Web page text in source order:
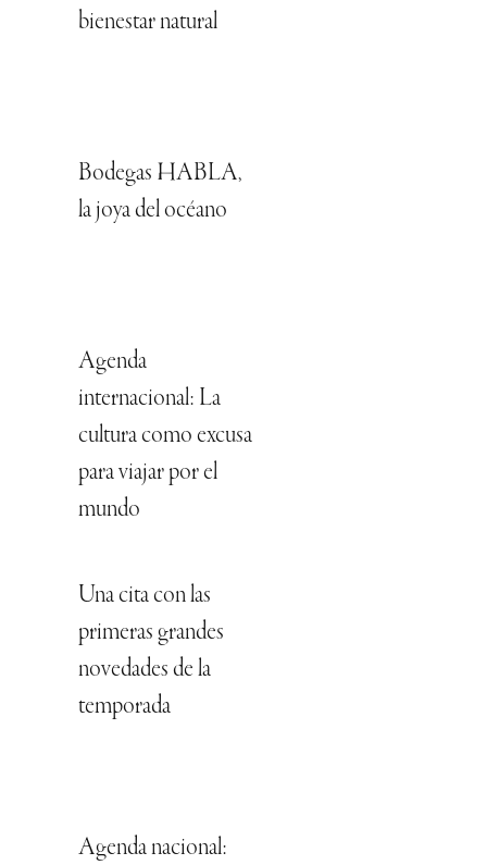
bienestar natural
Bodegas HABLA,
la joya del océano
Agenda
internacional: La
cultura como excusa
para viajar por el
mundo
Una cita con las
primeras grandes
novedades de la
temporada
Agenda nacional: